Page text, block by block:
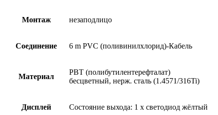
Монтаж незаподлицо
Соединение 6 m PVC (поливинилхлорид)-Кабель
Материал
PBT (полибутилентерефталат)
бесцветный, нерж. сталь (1.4571/316Ti)
Дисплей Состояние выхода: 1 x светодиод жёлтый